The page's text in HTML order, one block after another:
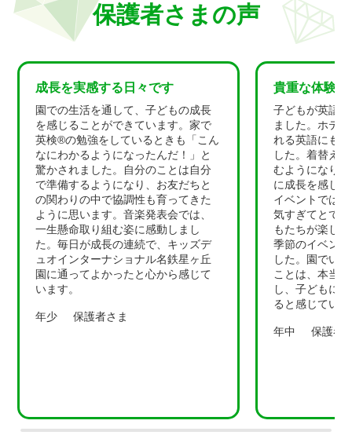
保護者さまの声
成長を実感する日々です
園での生活を通して、子どもの成長
を感じることができています。家で
英検®の勉強をしているときも「こん
なにわかるようになったんだ！」と
驚かされました。自分のことは自分
で準備するようになり、お友だちと
の関わりの中で協調性も育ってきた
ように思います。音楽発表会では、
一生懸命取り組む姿に感動しまし
た。毎日が成長の連続で、キッズデ
ュオインターナショナル名鉄星ヶ丘
園に通ってよかったと心から感じて
います。
年少 保護者さま
貴重な体験
子どもが英語
ました。ホテ
れる英語にも
した。着替え
むようになり
に成長を感じ
イベントでは
気すぎてとて
もたちが楽し
季節のイベン
した。園でい
ことは、本当
し、子どもに
ると感じてい
年中 保護者